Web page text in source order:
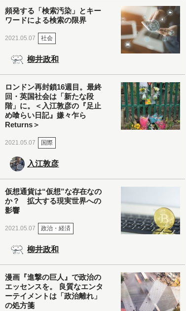
頻発する「検索汚染」とキー
ワードによる検索の限界
2021.05.07 社会
柳井政和
ロンドン再封鎖16週目。最終
回・英国社会は「新たな段
階」に。＜入江敦彦の『足止
め喰らい日記』嫌々乍ら
Returns＞
2021.05.07 国際
入江敦彦
仮想通貨は“仮想”な存在なの
か？ 拡大する現実世界への
影響
2021.05.07 政治・経済
柳井政和
漫画『進撃の巨人』で政治の
エッセンスを。 良質なエンタ
ーテイメントは「政治離れ」
の処方箋